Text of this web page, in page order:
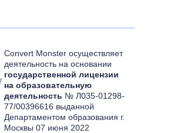
Convert Monster осуществляет
деятельность на основании
государственной лицензии
на образовательную
деятельность № Л035-01298-
77/00396616 выданной
Департаментом образования г.
Москвы 07 июня 2022